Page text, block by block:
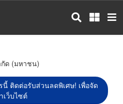
กัด (มหาชน)
นี้ ติดต่อรับส่วนลดพิเศษ! เพื่อจัด
เว็บไซต์